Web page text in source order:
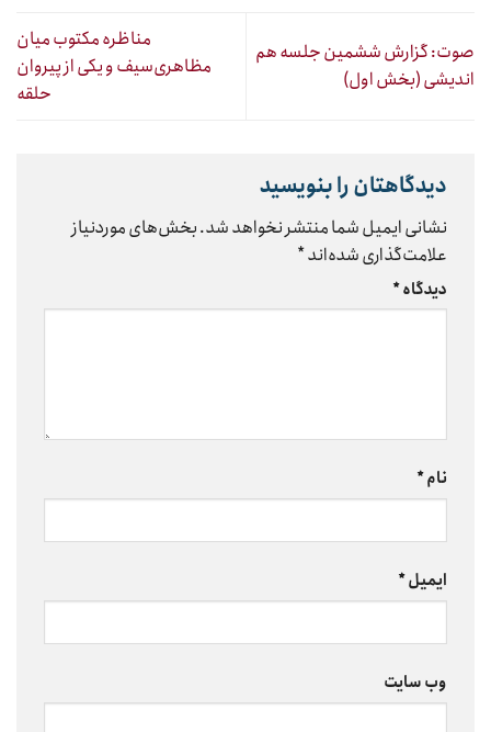
صوت: گزارش ششمین جلسه هم
اندیشی (بخش اول)
مناظره مکتوب میان
مظاهری‌سیف و یکی از پیروان
حلقه
دیدگاهتان را بنویسید
نشانی ایمیل شما منتشر نخواهد شد.بخش‌های موردنیاز
علامت‌گذاری شده‌اند*
دیدگاه*
نام*
ایمیل*
وب‌ سایت